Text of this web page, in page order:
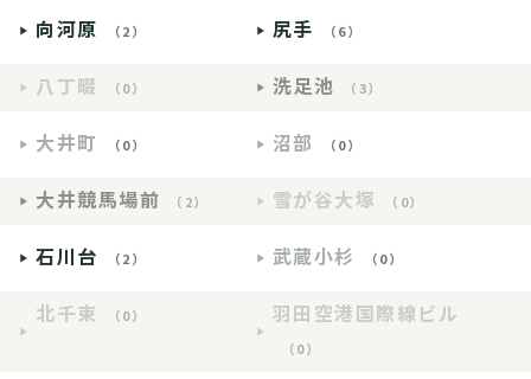
向河原 （2） 尻手 （6）
八丁畷 （0） 洗足池 （3）
大井町 （0） 沼部 （0）
大井競馬場前 （2） 雪が谷大塚 （0）
石川台 （2） 武蔵小杉 （0）
北千束 （0） 羽田空港国際線ビル
（0）